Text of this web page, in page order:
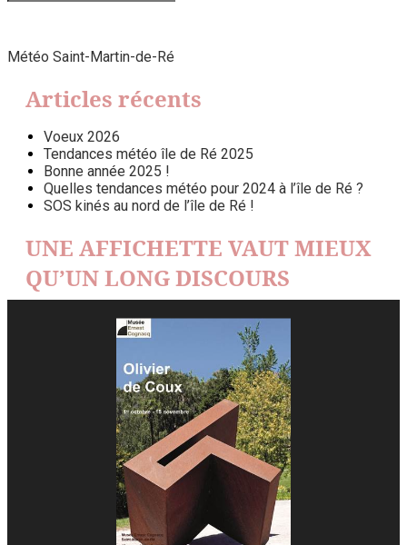
Météo Saint-Martin-de-Ré
Articles récents
Voeux 2026
Tendances météo île de Ré 2025
Bonne année 2025 !
Quelles tendances météo pour 2024 à l’île de Ré ?
SOS kinés au nord de l’île de Ré !
UNE AFFICHETTE VAUT MIEUX
QU’UN LONG DISCOURS